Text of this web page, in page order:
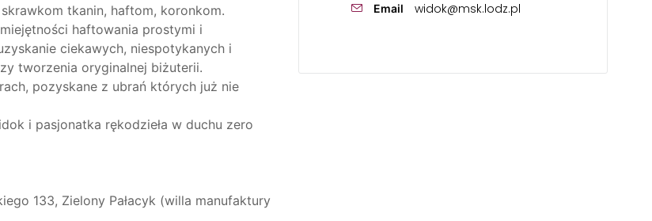
tkanin, haftom, koronkom.
haftowania prostymi i
ciekawych, niespotykanych i
tworzenia oryginalnej biżuterii.
pozyskane z ubrań których już nie
i pasjonatka rękodzieła w duchu zero
133, Zielony Pałacyk (willa manufaktury
Email widok@msk.lodz.pl